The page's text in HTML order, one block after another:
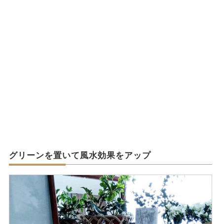
グリーンを置いて風水効果をアップ